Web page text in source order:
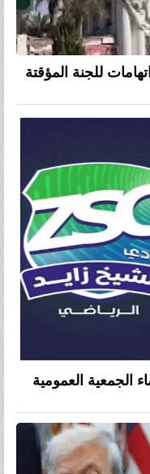
للجنة المؤقتة
الجمعية العمومية